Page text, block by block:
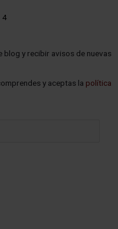
4
y recibir avisos de nuevas
y aceptas la política